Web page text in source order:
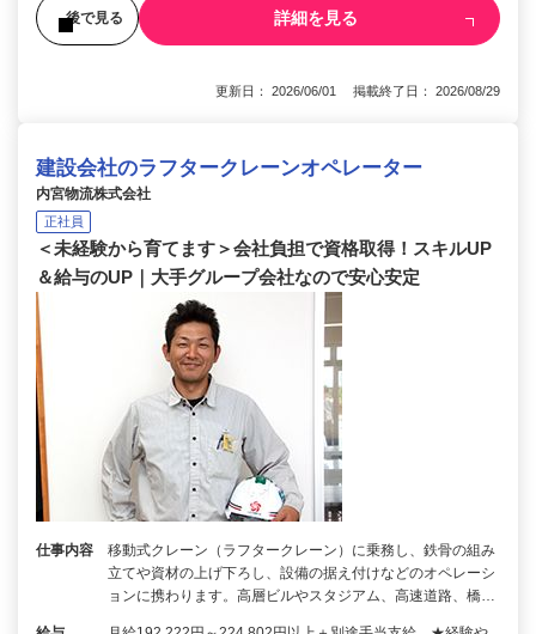
後で見る 詳細を見る
更新日： 2026/06/01 掲載終了日： 2026/08/29
建設会社のラフタークレーンオペレーター
内宮物流株式会社
正社員
＜未経験から育てます＞会社負担で資格取得！スキルUP
＆給与のUP｜大手グループ会社なので安心安定
仕事内容
移動式クレーン（ラフタークレーン）に乗務し、鉄骨の組み
立てや資材の上げ下ろし、設備の据え付けなどのオペレーシ
ョンに携わります。高層ビルやスタジアム、高速道路、橋…